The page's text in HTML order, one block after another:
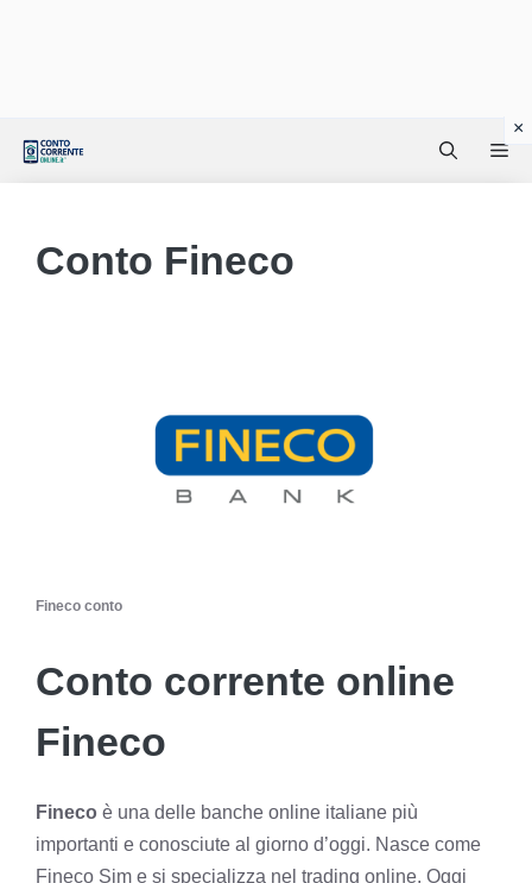
Conto Fineco
Fineco conto
Conto corrente online
Fineco
Fineco è una delle banche online italiane più
importanti e conosciute al giorno d’oggi. Nasce come
Fineco Sim e si specializza nel trading online. Oggi